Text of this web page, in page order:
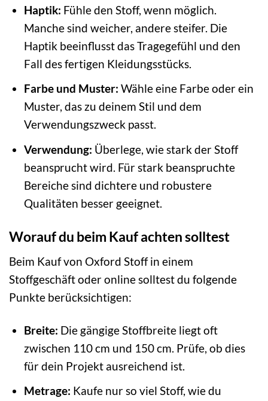
Haptik: Fühle den Stoff, wenn möglich.
Manche sind weicher, andere steifer. Die
Haptik beeinflusst das Tragegefühl und den
Fall des fertigen Kleidungsstücks.
Farbe und Muster: Wähle eine Farbe oder ein
Muster, das zu deinem Stil und dem
Verwendungszweck passt.
Verwendung: Überlege, wie stark der Stoff
beansprucht wird. Für stark beanspruchte
Bereiche sind dichtere und robustere
Qualitäten besser geeignet.
Worauf du beim Kauf achten solltest
Beim Kauf von Oxford Stoff in einem
Stoffgeschäft oder online solltest du folgende
Punkte berücksichtigen:
Breite: Die gängige Stoffbreite liegt oft
zwischen 110 cm und 150 cm. Prüfe, ob dies
für dein Projekt ausreichend ist.
Metrage: Kaufe nur so viel Stoff, wie du